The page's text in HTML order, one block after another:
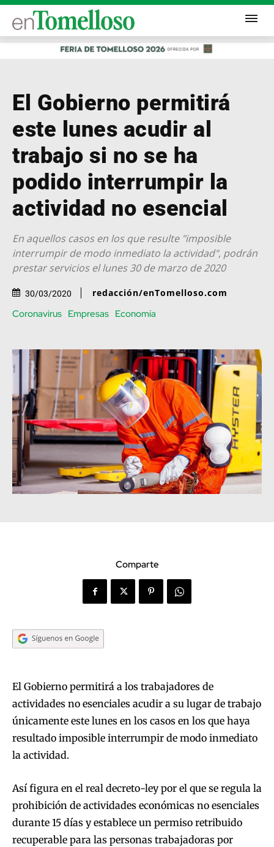
El Gobierno permitirá
este lunes acudir al
trabajo si no se ha
podido interrumpir la
actividad no esencial
En aquellos casos en los que resulte "imposible
interrumpir de modo inmediato la actividad", podrán
prestar servicios el lunes 30 de marzo de 2020
30/03/2020 redacción/enTomelloso.com
Coronavirus Empresas Economía
Comparte
El Gobierno permitirá a los trabajadores de
actividades no esenciales acudir a su lugar de trabajo
únicamente este lunes en los casos en los que haya
resultado imposible interrumpir de modo inmediato
la actividad.
Así figura en el real decreto-ley por el que se regula la
prohibición de actividades económicas no esenciales
durante 15 días y establece un permiso retribuido
recuperable para las personas trabajadoras por